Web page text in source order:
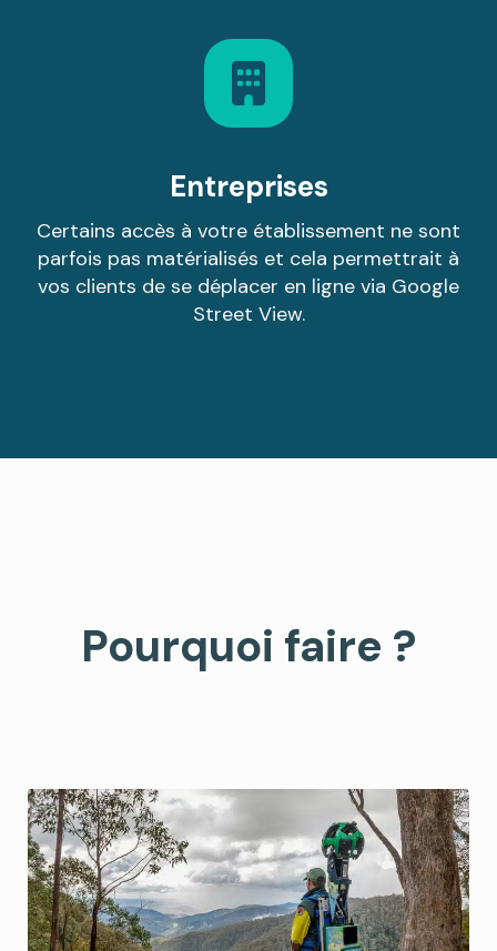
Entreprises
Certains accès à votre établissement ne sont
parfois pas matérialisés et cela permettrait à
vos clients de se déplacer en ligne via Google
Street View.
Pourquoi faire ?